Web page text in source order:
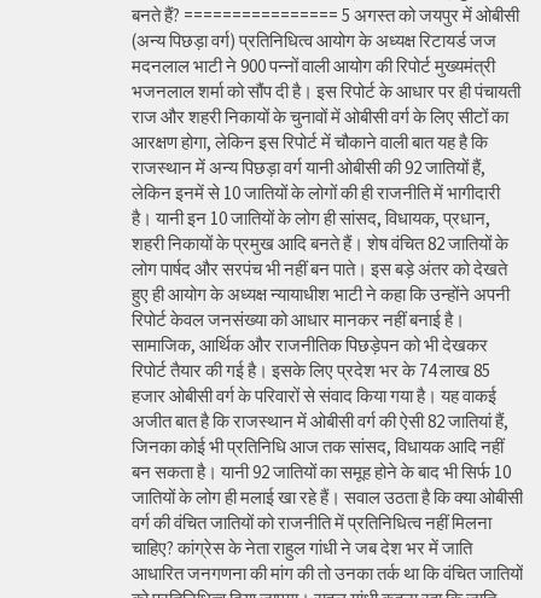
बनते हैं? ================ 5 अगस्त को जयपुर में ओबीसी
(अन्य पिछड़ा वर्ग) प्रतिनिधित्व आयोग के अध्यक्ष रिटायर्ड जज
मदनलाल भाटी ने 900 पन्नों वाली आयोग की रिपोर्ट मुख्यमंत्री
भजनलाल शर्मा को सौंप दी है। इस रिपोर्ट के आधार पर ही पंचायती
राज और शहरी निकायों के चुनावों में ओबीसी वर्ग के लिए सीटों का
आरक्षण होगा, लेकिन इस रिपोर्ट में चौकाने वाली बात यह है कि
राजस्थान में अन्य पिछड़ा वर्ग यानी ओबीसी की 92 जातियों हैं,
लेकिन इनमें से 10 जातियों के लोगों की ही राजनीति में भागीदारी
है। यानी इन 10 जातियों के लोग ही सांसद, विधायक, प्रधान,
शहरी निकायों के प्रमुख आदि बनते हैं। शेष वंचित 82 जातियों के
लोग पार्षद और सरपंच भी नहीं बन पाते। इस बड़े अंतर को देखते
हुए ही आयोग के अध्यक्ष न्यायाधीश भाटी ने कहा कि उन्होंने अपनी
रिपोर्ट केवल जनसंख्या को आधार मानकर नहीं बनाई है।
सामाजिक, आर्थिक और राजनीतिक पिछड़ेपन को भी देखकर
रिपोर्ट तैयार की गई है। इसके लिए प्रदेश भर के 74 लाख 85
हजार ओबीसी वर्ग के परिवारों से संवाद किया गया है। यह वाकई
अजीत बात है कि राजस्थान में ओबीसी वर्ग की ऐसी 82 जातियां हैं,
जिनका कोई भी प्रतिनिधि आज तक सांसद, विधायक आदि नहीं
बन सकता है। यानी 92 जातियों का समूह होने के बाद भी सिर्फ 10
जातियों के लोग ही मलाई खा रहे हैं। सवाल उठता है कि क्या ओबीसी
वर्ग की वंचित जातियों को राजनीति में प्रतिनिधित्व नहीं मिलना
चाहिए? कांग्रेस के नेता राहुल गांधी ने जब देश भर में जाति
आधारित जनगणना की मांग की तो उनका तर्क था कि वंचित जातियों